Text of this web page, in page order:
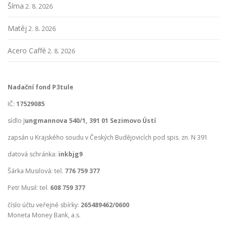
Šíma 2. 8. 2026
Matěj 2. 8. 2026
Acero Caffé 2. 8. 2026
Nadační fond P3tule
IČ: 17529085
sídlo Jungmannova 540/1, 391 01 Sezimovo Ústí
zapsán u Krajského soudu v Českých Budějovicích pod spis. zn. N 391
datová schránka: inkbjg9
Šárka Musilová: tel. 776 759 377
Petr Musil: tel. 608 759 377
číslo účtu veřejné sbírky: 265489462/0600
Moneta Money Bank, a.s.